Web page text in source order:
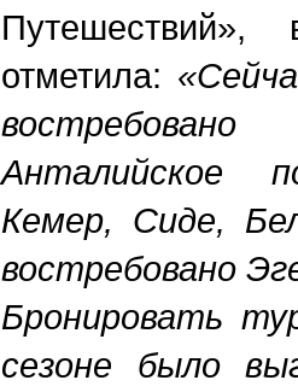
отметила:
Анталийское
Кемер, Сиде,
востребовано
Бронировать
сезоне было